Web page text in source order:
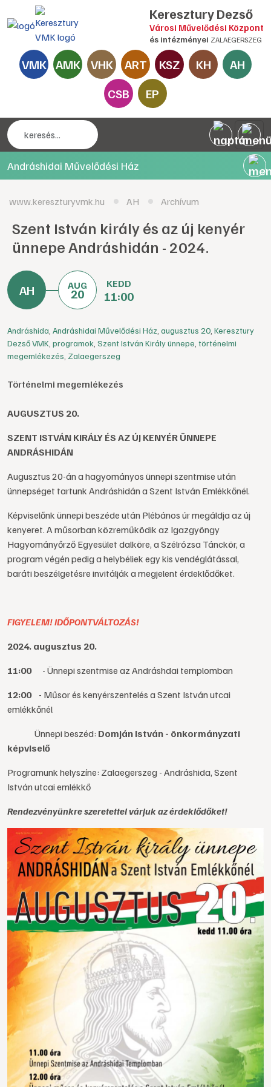
Keresztury Dezső
Városi Művelődési Központ
és intézményei ZALAEGERSZEG
VMK AMK VHK ART KSZ KH
AH
CSB
EP
Andráshidai Művelődési Ház
www.kereszturyvmk.hu AH Archívum
Szent István király és az új kenyér
ünnepe Andráshidán - 2024.
AUG
20
KEDD
11:00
Andráshida Andráshidai Művelődési Ház augusztus 20 Keresztury
Dezső VMK programok Szent István Király ünnepe történelmi
megemlékezés Zalaegerszeg
Történelmi megemlékezés
AUGUSZTUS 20.
SZENT ISTVÁN KIRÁLY ÉS AZ ÚJ KENYÉR ÜNNEPE
ANDRÁSHIDÁN
Augusztus 20-án a hagyományos ünnepi szentmise után
ünnepséget tartunk Andráshidán a Szent István Emlékkőnél.
Képviselőnk ünnepi beszéde után Plébános úr megáldja az új
kenyeret. A műsorban közreműködik az Igazgyöngy
Hagyományőrző Egyesület dalköre, a Szélrózsa Tánckör, a
program végén pedig a helybéliek egy kis vendéglátással,
baráti beszélgetésre invitálják a megjelent érdeklődőket.
FIGYELEM! IDŐPONTVÁLTOZÁS!
2024. augusztus 20.
11:00 - Ünnepi szentmise az Andráshdai templomban
12:00 - Műsor és kenyérszentelés a Szent István utcai
emlékkőnél
Ünnepi beszéd: Domján István - önkormányzati
képviselő
Programunk helyszíne: Zalaegerszeg - Andráshida, Szent
István utcai emlékkő
Rendezvényünkre szeretettel várjuk az érdeklődőket!